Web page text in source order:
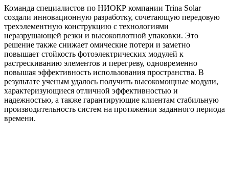
Команда специалистов по НИОКР компании Trina Solar
создали инновационную разработку, сочетающую передовую
трехэлементную конструкцию с технологиями
неразрушающей резки и высокоплотной упаковки. Это
решение также снижает омические потери и заметно
повышает стойкость фотоэлектрических модулей к
растрескиванию элементов и перегреву, одновременно
повышая эффективность использования пространства. В
результате ученым удалось получить высокомощные модули,
характеризующиеся отличной эффективностью и
надежностью, а также гарантирующие клиентам стабильную
производительность систем на протяжении заданного периода
времени.